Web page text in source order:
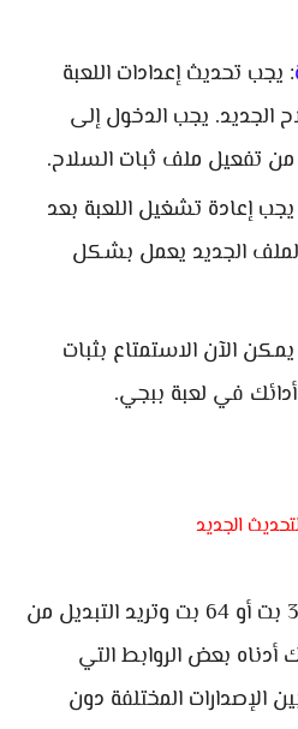
: يجب تحديث إعدادات اللعبة
الجديد. يجب الدخول إلى
من تفعيل ملف ثبات السلاح.
إعادة تشغيل اللعبة بعد
الجديد يعمل بشكل
الآن الاستمتاع بثبات
في لعبة ببجي.
الجديد
إذا كنت تستخدم إصدارا 32 بت أو 64 بت وتريد التبديل من
أدناه بعض الروابط التي
الإصدارات المختلفة دون